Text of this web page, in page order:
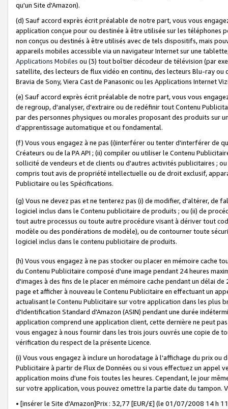
qu'un Site d'Amazon).
(d) Sauf accord exprès écrit préalable de notre part, vous vous
application conçue pour ou destinée à être utilisée sur les téléphones
non conçus ou destinés à être utilisés avec de tels dispositifs, mais
appareils mobiles accessible via un navigateur Internet sur une
Applications Mobiles ou (3) tout boîtier décodeur de télévision (par
satellite, des lecteurs de flux vidéo en continu, des lecteurs Blu-ray
Bravia de Sony, Viera Cast de Panasonic ou les Applications Internet
(e) Sauf accord exprès écrit préalable de notre part, vous vous
de regroup, d'analyser, d'extraire ou de redéfinir tout Contenu
par des personnes physiques ou morales proposant des produits sur
d’apprentissage automatique et ou fondamental.
(f) Vous vous engagez à ne pas (i)interférer ou tenter d'interférer de
Créateurs ou de la PA API ; (ii) compiler ou utiliser le Contenu
sollicité de vendeurs et de clients ou d'autres activités publicitaires ;
compris tout avis de propriété intellectuelle ou de droit exclusif,
Publicitaire ou les Spécifications.
(g) Vous ne devez pas et ne tenterez pas (i) de modifier, d'altérer, de
logiciel inclus dans le Contenu publicitaire de produits ; ou (ii) de
tout autre processus ou toute autre procédure visant à dériver tout
modèle ou des pondérations de modèle), ou de contourner toute
logiciel inclus dans le contenu publicitaire de produits.
(h) Vous vous engagez à ne pas stocker ou placer en mémoire cache
du Contenu Publicitaire composé d'une image pendant 24 heures
d'images à des fins de le placer en mémoire cache pendant un délai
page et afficher à nouveau le Contenu Publicitaire en effectuant un
actualisant le Contenu Publicitaire sur votre application dans les plus
d'Identification Standard d'Amazon (ASIN) pendant une durée
application comprend une application client, cette dernière ne peut
vous engagez à nous fournir dans les trois jours ouvrés une copie de
vérification du respect de la présente Licence.
(i) Vous vous engagez à inclure un horodatage à l'affichage du prix
Publicitaire à partir de Flux de Données ou si vous effectuez un appel
application moins d'une fois toutes les heures. Cependant, le jour
sur votre application, vous pouvez omettre la partie date du tampon.
• [insérer le Site d'Amazon]Prix : 32,77 [EUR/£] (le 01/07/2008 14 h